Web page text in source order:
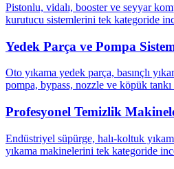
Pistonlu, vidalı, booster ve seyyar
kurutucu sistemlerini tek kategoride
Yedek Parça ve Pompa
Oto yıkama yedek parça, basınçlı
pompa, bypass, nozzle ve köpük tankı
Profesyonel Temizlik
Endüstriyel süpürge, halı-koltuk
yıkama makinelerini tek kategoride